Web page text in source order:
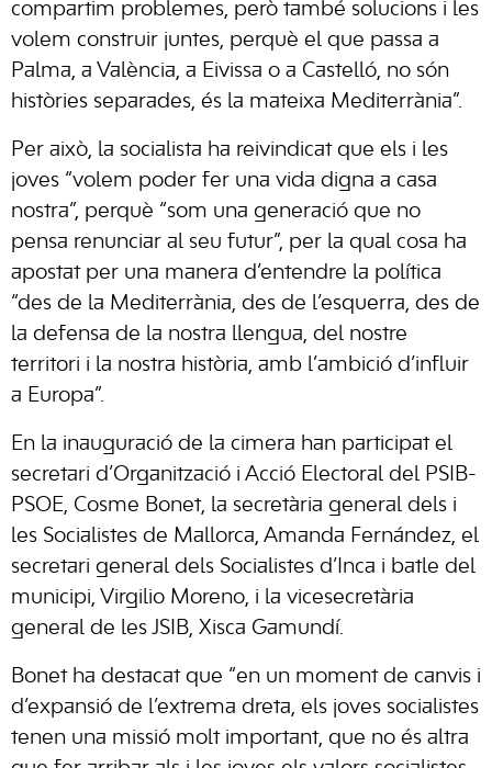
compartim problemes, però també solucions i les
volem construir juntes, perquè el que passa a
Palma, a València, a Eivissa o a Castelló, no són
històries separades, és la mateixa Mediterrània”.
Per això, la socialista ha reivindicat que els i les
joves “volem poder fer una vida digna a casa
nostra”, perquè “som una generació que no
pensa renunciar al seu futur”, per la qual cosa ha
apostat per una manera d’entendre la política
“des de la Mediterrània, des de l’esquerra, des de
la defensa de la nostra llengua, del nostre
territori i la nostra història, amb l’ambició d’influir
a Europa”.
En la inauguració de la cimera han participat el
secretari d’Organització i Acció Electoral del PSIB-
PSOE, Cosme Bonet, la secretària general dels i
les Socialistes de Mallorca, Amanda Fernández, el
secretari general dels Socialistes d’Inca i batle del
municipi, Virgilio Moreno, i la vicesecretària
general de les JSIB, Xisca Gamundí.
Bonet ha destacat que “en un moment de canvis i
d’expansió de l’extrema dreta, els joves socialistes
tenen una missió molt important, que no és altra